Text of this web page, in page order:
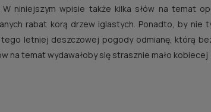
W niniejszym wpisie także kilka słów na temat
rabat korą drzew iglastych. Ponadto, by
letniej deszczowej pogody odmianę, którą
na temat wydawałoby się strasznie mało